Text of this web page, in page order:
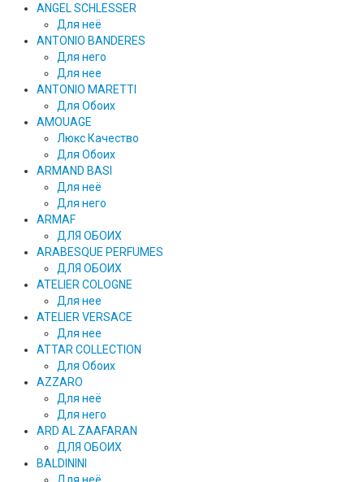
ANGEL SCHLESSER
Для неё
ANTONIO BANDERES
Для него
Для нее
ANTONIO MARETTI
Для Обоих
AMOUAGE
Люкс Качество
Для Обоих
ARMAND BASI
Для неё
Для него
ARMAF
ДЛЯ ОБОИХ
ARABESQUE PERFUMES
ДЛЯ ОБОИХ
ATELIER COLOGNE
Для нее
ATELIER VERSACE
Для нее
ATTAR COLLECTION
Для Обоих
AZZARO
Для неё
Для него
ARD AL ZAAFARAN
ДЛЯ ОБОИХ
BALDININI